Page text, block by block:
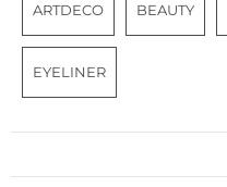
ARTDECO BEAUTY
EYELINER